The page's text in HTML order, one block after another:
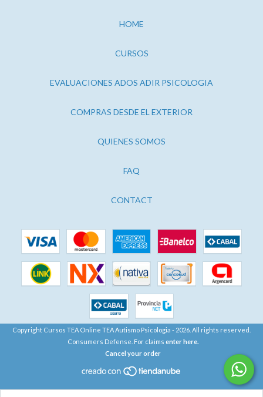
HOME
CURSOS
EVALUACIONES ADOS ADIR PSICOLOGIA
COMPRAS DESDE EL EXTERIOR
QUIENES SOMOS
FAQ
CONTACT
Copyright Cursos TEA Online TEA Autismo Psicologia - 2026. All rights reserved.
Consumers Defense. For claims enter here.
Cancel your order